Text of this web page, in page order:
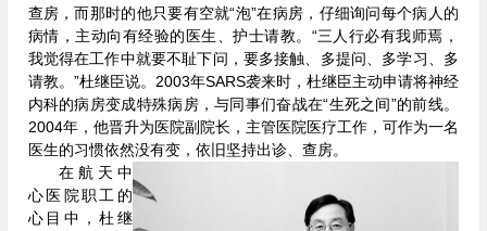
查房，而那时的他只要有空就“泡”在病房，仔细询问每个病人的
病情，主动向有经验的医生、护士请教。“三人行必有我师焉，
我觉得在工作中就要不耻下问，要多接触、多提问、多学习、多
请教。”杜继臣说。2003年SARS袭来时，杜继臣主动申请将神经
内科的病房变成特殊病房，与同事们奋战在“生死之间”的前线。
2004年，他晋升为医院副院长，主管医院医疗工作，可作为一名
医生的习惯依然没有变，依旧坚持出诊、查房。
在航天中
心医院职工的
心目中，杜继